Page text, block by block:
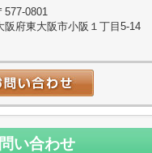
577-0801
阪府東大阪市小阪１丁目5-14
い合わせ